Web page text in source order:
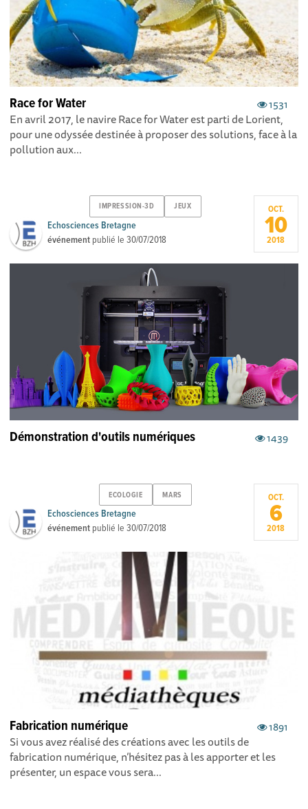
1531
Race for Water
En avril 2017, le navire Race for Water est parti de Lorient,
pour une odyssée destinée à proposer des solutions, face à la
pollution aux...
IMPRESSION-3D JEUX
Echosciences Bretagne
événement publié le30/07/2018
OCT.
10
2018
1439
Démonstration d'outils numériques
ECOLOGIE MARS
Echosciences Bretagne
événement publié le30/07/2018
OCT.
6
2018
1891
Fabrication numérique
Si vous avez réalisé des créations avec les outils de
fabrication numérique, n’hésitez pas à les apporter et les
présenter, un espace vous sera...